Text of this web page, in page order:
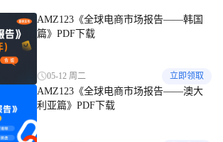
AMZ123《全球电商市场报告——韩国
篇》PDF下载
05-12 周二 立即领取
AMZ123《全球电商市场报告——澳大
利亚篇》PDF下载